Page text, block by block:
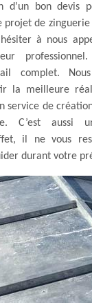
d’un bon devis
projet de
à nous
complet.
la meilleure
service de
C’est aussi
il ne vous
durant votre